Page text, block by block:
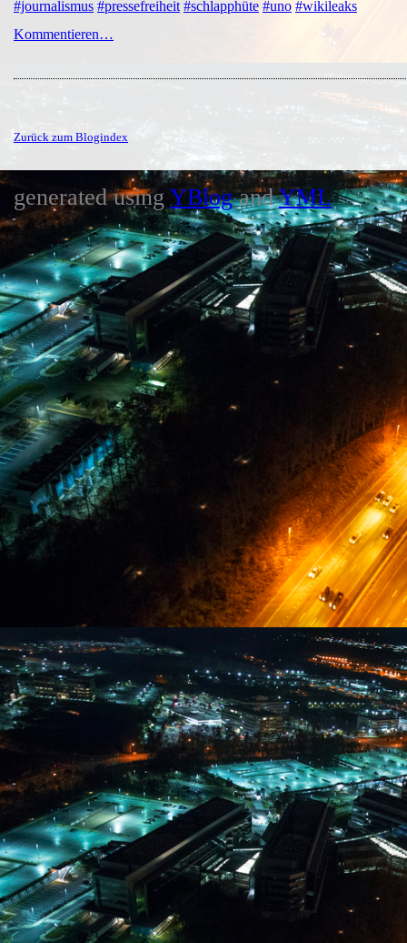
#journalismus #pressefreiheit #schlapphüte #uno #wikileaks
Kommentieren…
Zurück zum Blogindex
generated using YBlogandYML